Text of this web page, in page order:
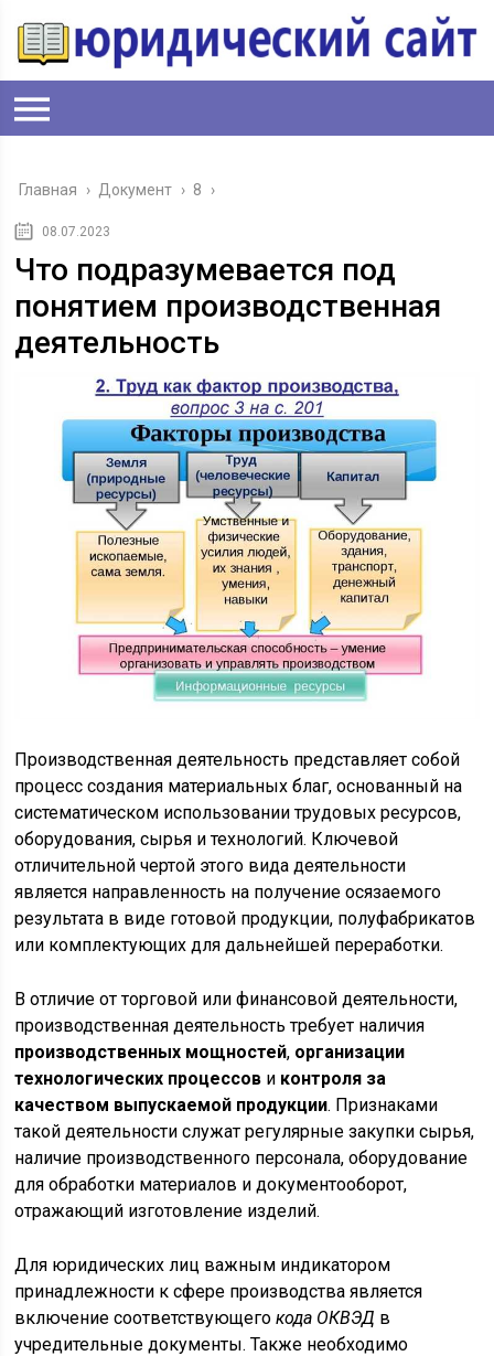
Главная › Документ › 8 ›
08.07.2023
Что подразумевается под
понятием производственная
деятельность
Производственная деятельность представляет собой
процесс создания материальных благ, основанный на
систематическом использовании трудовых ресурсов,
оборудования, сырья и технологий. Ключевой
отличительной чертой этого вида деятельности
является направленность на получение осязаемого
результата в виде готовой продукции, полуфабрикатов
или комплектующих для дальнейшей переработки.
В отличие от торговой или финансовой деятельности,
производственная деятельность требует наличия
производственных мощностей, организации
технологических процессов и контроля за
качеством выпускаемой продукции. Признаками
такой деятельности служат регулярные закупки сырья,
наличие производственного персонала, оборудование
для обработки материалов и документооборот,
отражающий изготовление изделий.
Для юридических лиц важным индикатором
принадлежности к сфере производства является
включение соответствующегокода ОКВЭД в
учредительные документы. Также необходимо